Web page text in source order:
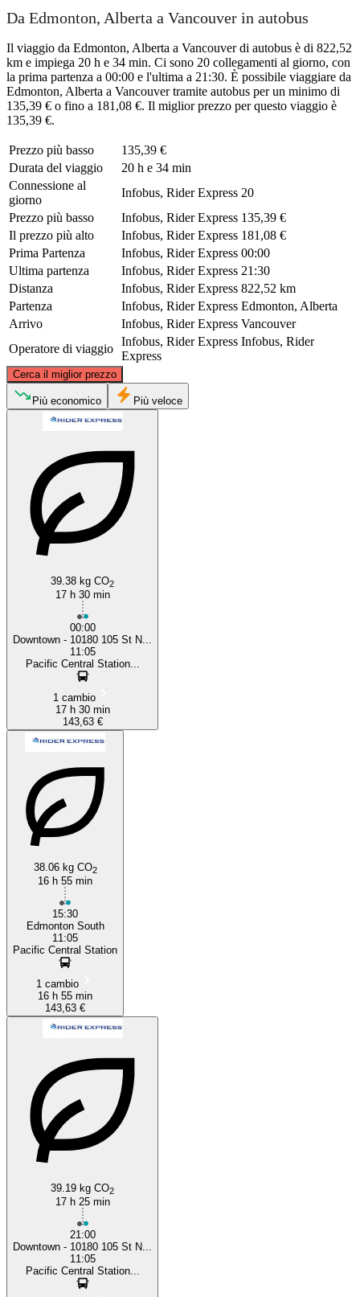
Da Edmonton, Alberta a Vancouver in autobus
Il viaggio da Edmonton, Alberta a Vancouver di autobus è di 822,52
km e impiega 20 h e 34 min. Ci sono 20 collegamenti al giorno, con
la prima partenza a 00:00 e l'ultima a 21:30. È possibile viaggiare da
Edmonton, Alberta a Vancouver tramite autobus per un minimo di
135,39 € o fino a 181,08 €. Il miglior prezzo per questo viaggio è
135,39 €.
Prezzo più basso
135,39 €
Durata del viaggio
20 h e 34 min
Connessione al
giorno
Infobus, Rider Express 20
Prezzo più basso
Infobus, Rider Express 135,39 €
Il prezzo più alto
Infobus, Rider Express 181,08 €
Prima Partenza
Infobus, Rider Express 00:00
Ultima partenza
Infobus, Rider Express 21:30
Distanza
Infobus, Rider Express 822,52 km
Partenza
Infobus, Rider Express Edmonton, Alberta
Arrivo
Infobus, Rider Express Vancouver
Operatore di viaggio
Infobus, Rider Express Infobus, Rider
Express
Cerca il miglior prezzo
Vancouver
Più economico Più veloce
39.38 kg CO2
17 h 30 min
00:00
Downtown - 10180 105 St N...
11:05
Pacific Central Station...
1 cambio
17 h 30 min
143,63 €
38.06 kg CO2
16 h 55 min
15:30
Edmonton South
11:05
Pacific Central Station
1 cambio
16 h 55 min
143,63 €
39.19 kg CO2
17 h 25 min
21:00
Downtown - 10180 105 St N...
11:05
Pacific Central Station...